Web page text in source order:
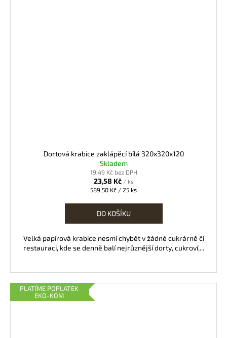
Dortová krabice zaklápěcí bílá 320x320x120
Skladem
19,49 Kč bez DPH
23,58 Kč / ks
Měrná
589,50 Kč / 25 ks
DO KOŠÍKU
Velká papírová krabice nesmí chybět v žádné cukrárně či
restauraci, kde se denně balí nejrůznější dorty, cukroví,...
PLATÍME POPLATEK
EKO-KOM